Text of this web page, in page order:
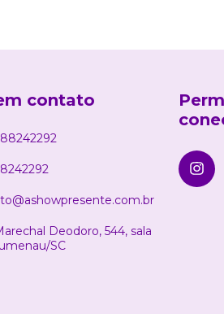
contato
Deodoro, 544, sala
SC